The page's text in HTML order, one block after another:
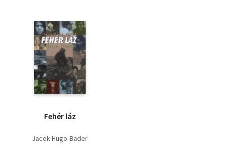
Fehér láz
Jacek Hugo-Bader